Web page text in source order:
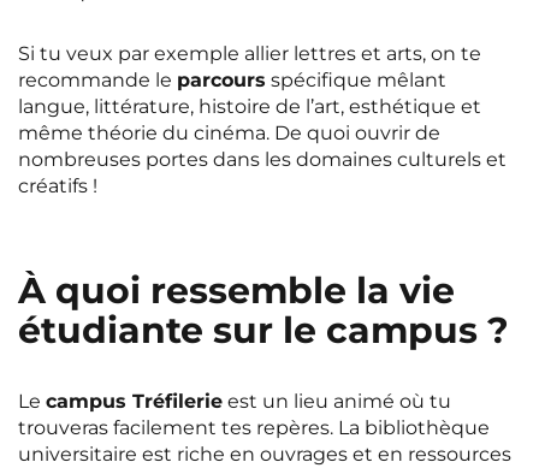
Si tu veux par exemple allier lettres et arts, on te
recommande le parcours spécifique mêlant
langue, littérature, histoire de l’art, esthétique et
même théorie du cinéma. De quoi ouvrir de
nombreuses portes dans les domaines culturels et
créatifs !
À quoi ressemble la vie
étudiante sur le campus ?
Le campus Tréfilerie est un lieu animé où tu
trouveras facilement tes repères. La bibliothèque
universitaire est riche en ouvrages et en ressources